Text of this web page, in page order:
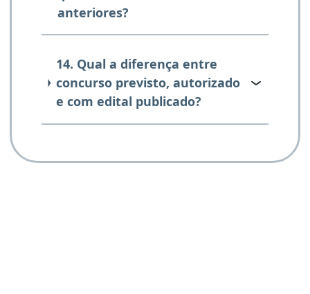
anteriores?
14. Qual a diferença entre
concurso previsto, autorizado
e com edital publicado?